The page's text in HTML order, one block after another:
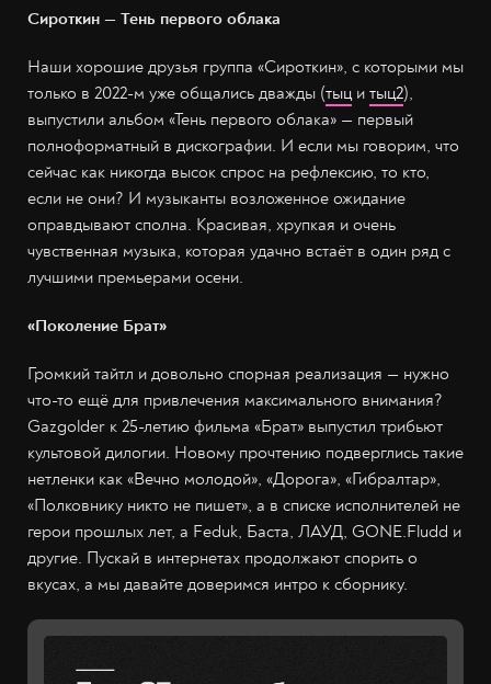
Сироткин — Тень первого облака
Наши хорошие друзья группа «Сироткин», с которыми мы
только в 2022-м уже общались дважды (тыци тыц2),
выпустили альбом «Тень первого облака» — первый
полноформатный в дискографии. И если мы говорим, что
сейчас как никогда высок спрос на рефлексию, то кто,
если не они? И музыканты возложенное ожидание
оправдывают сполна. Красивая, хрупкая и очень
чувственная музыка, которая удачно встаёт в один ряд с
лучшими премьерами осени.
«Поколение Брат»
Громкий тайтл и довольно спорная реализация — нужно
что-то ещё для привлечения максимального внимания?
Gazgolder к 25-летию фильма «Брат» выпустил трибьют
культовой дилогии. Новому прочтению подверглись такие
нетленки как «Вечно молодой», «Дорога», «Гибралтар»,
«Полковнику никто не пишет», а в списке исполнителей не
герои прошлых лет, а Feduk, Баста, ЛАУД, GONE.Fludd и
другие. Пускай в интернетах продолжают спорить о
вкусах, а мы давайте доверимся интро к сборнику.